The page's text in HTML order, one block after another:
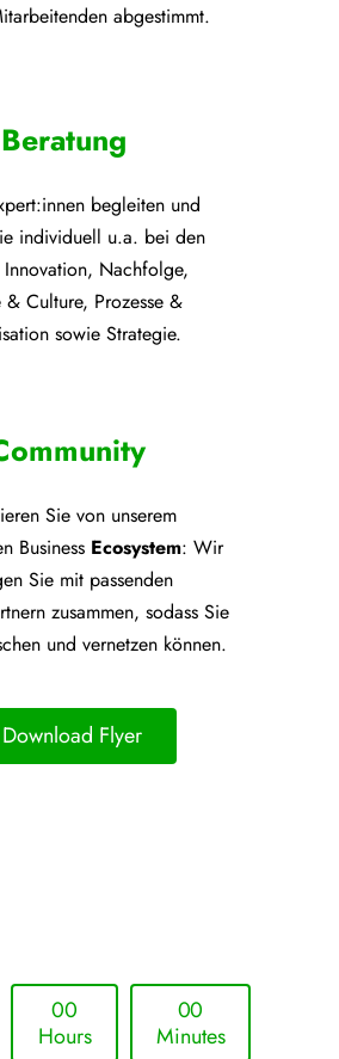
abgestimmt.
Beratung
begleiten und
individuell u.a. bei den
Innovation, Nachfolge,
& Culture, Prozesse &
sowie Strategie.
Sie von unserem
Business Ecosystem: Wir
Sie mit passenden
zusammen, sodass Sie
und vernetzen können.
Download Flyer
00
Hours
00
Minutes